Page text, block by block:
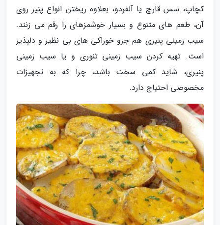
کچاپ، سس قارچ یا آلفردو، بعلاوه ریختن انواع پنیر روی
آن، طعم های متنوع و بسیار خوشمزهای را رقم می زنند.
سیب زمینی پنیری هم جزو خوراکی های بی نظیر و دلپذیر
است. تهیه کردن سیب زمینی تنوری و یا سیب زمینی
پنیری، شاید کمی سخت باشد، چرا که به تجهیزات
مخصوصی احتیاج دارد.